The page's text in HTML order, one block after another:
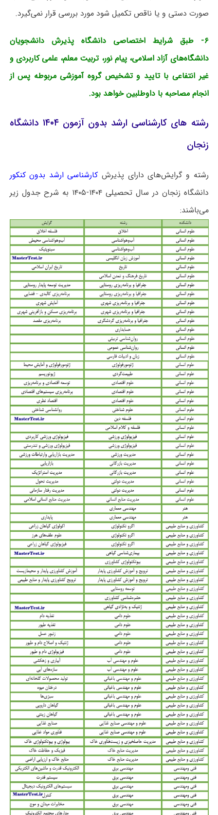
صورت دستی و یا ناقص تکمیل شود مورد بررسی قرار نمی‌گیرد.
۶- طبق شرایط اختصاصی دانشگاه پذیرش دانشجویان
دانشگاه‌های آزاد اسلامی، پیام نور، تربیت معلم، علمی کاربردی و
غیر انتفاعی با تایید و تشخیص گروه آموزشی مربوطه پس از
انجام مصاحبه با داوطلبین خواهد بود.
رشته های کارشناسی ارشد بدون آزمون ۱۴۰۴ دانشگاه
زنجان
رشته و گرایش‌های دارای پذیرش کارشناسی ارشد بدون کنکور
دانشگاه زنجان در سال تحصیلی ۱۴۰۴-۱۴۰۵ به شرح جدول زیر
می‌باشند: